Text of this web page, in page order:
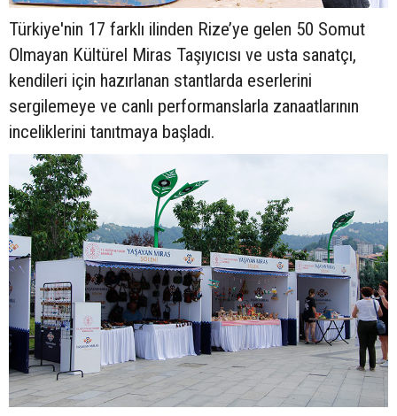
Türkiye'nin 17 farklı ilinden Rize’ye gelen 50 Somut
Olmayan Kültürel Miras Taşıyıcısı ve usta sanatçı,
kendileri için hazırlanan stantlarda eserlerini
sergilemeye ve canlı performanslarla zanaatlarının
inceliklerini tanıtmaya başladı.